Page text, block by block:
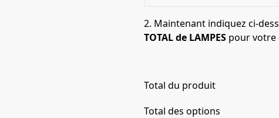
2. Maintenant indiquez ci-
TOTAL de LAMPES pour votre
Total du produit
Total des options